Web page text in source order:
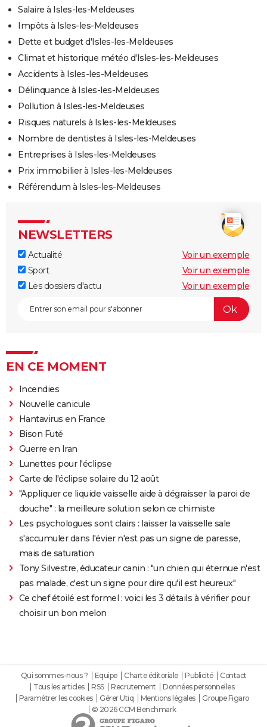
Salaire à Isles-les-Meldeuses
Impôts à Isles-les-Meldeuses
Dette et budget d'Isles-les-Meldeuses
Climat et historique météo d'Isles-les-Meldeuses
Accidents à Isles-les-Meldeuses
Délinquance à Isles-les-Meldeuses
Pollution à Isles-les-Meldeuses
Risques naturels à Isles-les-Meldeuses
Nombre de dentistes à Isles-les-Meldeuses
Entreprises à Isles-les-Meldeuses
Prix immobilier à Isles-les-Meldeuses
Référendum à Isles-les-Meldeuses
NEWSLETTERS
Actualité
Voir un exemple
Sport
Voir un exemple
Les dossiers d'actu
Voir un exemple
EN CE MOMENT
Incendies
Nouvelle canicule
Hantavirus en France
Bison Futé
Guerre en Iran
Lunettes pour l'éclipse
Carte de l'éclipse solaire du 12 août
"Appliquer ce liquide vaisselle aide à dégraisser la paroi de
douche" : la meilleure solution selon ce chimiste
Les psychologues sont clairs : laisser la vaisselle sale
s'accumuler dans l'évier n'est pas un signe de paresse,
mais de saturation
Tony Silvestre, éducateur canin : "un chien qui éternue n'est
pas malade, c'est un signe pour dire qu'il est heureux"
Ce chef étoilé est formel : voici les 3 détails à vérifier pour
choisir un bon melon
Qui sommes-nous ? Equipe Charte éditoriale Publicité
Contact
Tous les articles
RSS Recrutement
Données personnelles
Paramétrer les cookies
Gérer Utiq Mentions légales
Groupe Figaro
© 2026 CCM Benchmark